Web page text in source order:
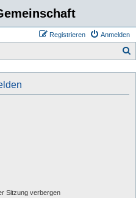
Anmelden
Registrieren
Sitzung verbergen